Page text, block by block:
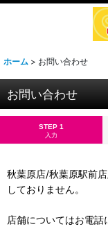
ホーム > お問い合わせ
お問い合わせ
STEP 1
入力
秋葉原店/秋葉原駅前
しておりません。
店舗についてはお電話